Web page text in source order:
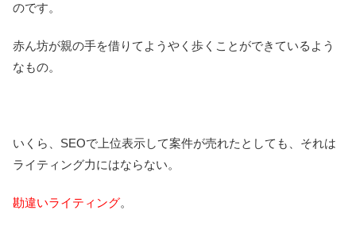
のです。
赤ん坊が親の手を借りてようやく歩くことができているよう
なもの。
いくら、SEOで上位表示して案件が売れたとしても、それは
ライティング力にはならない。
勘違いライティング。